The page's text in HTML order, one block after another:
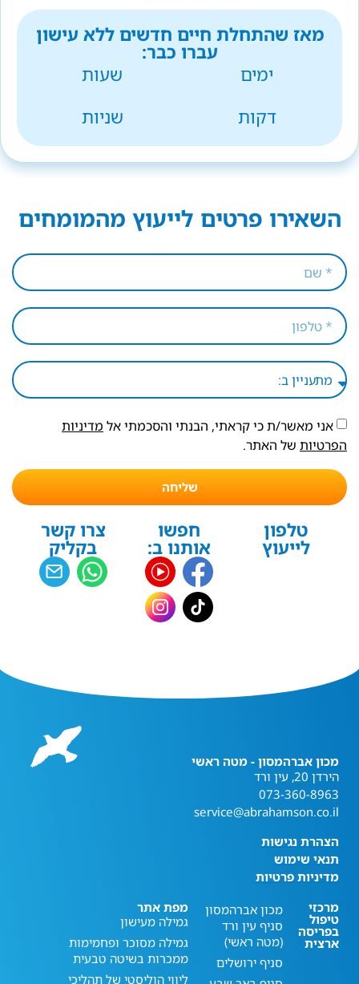
מאז שהתחלת חיים חדשים ללא עישון
עברו כבר:
ימים
שעות
דקות
שניות
השאירו פרטים לייעוץ מהמומחים
אני מאשר/ת כי קראתי, הבנתי והסכמתי אל מדיניות
הפרטיות של האתר.
שליחה
טלפון
לייעוץ
חפשו
אותנו ב:
צרו קשר
בקליק
מכון אברהמסון - מטה ראשי
הירדן 20, עין ורד
073-360-8963
service@abrahamson.co.il
הצהרת נגישות
תנאי שימוש
מדיניות פרטיות
מרכזי
טיפול
בפריסה
ארצית
מכון אברהמסון
סניף עין ורד
(מטה ראשי)
סניף ירושלים
מפת אתר
גמילה מעישון
גמילה מסוכר ופחמימות
ממכרות בשיטה טבעית
ליווי הוליסטי של תהליכי